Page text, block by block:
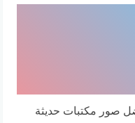
صور مكتبات حديثة